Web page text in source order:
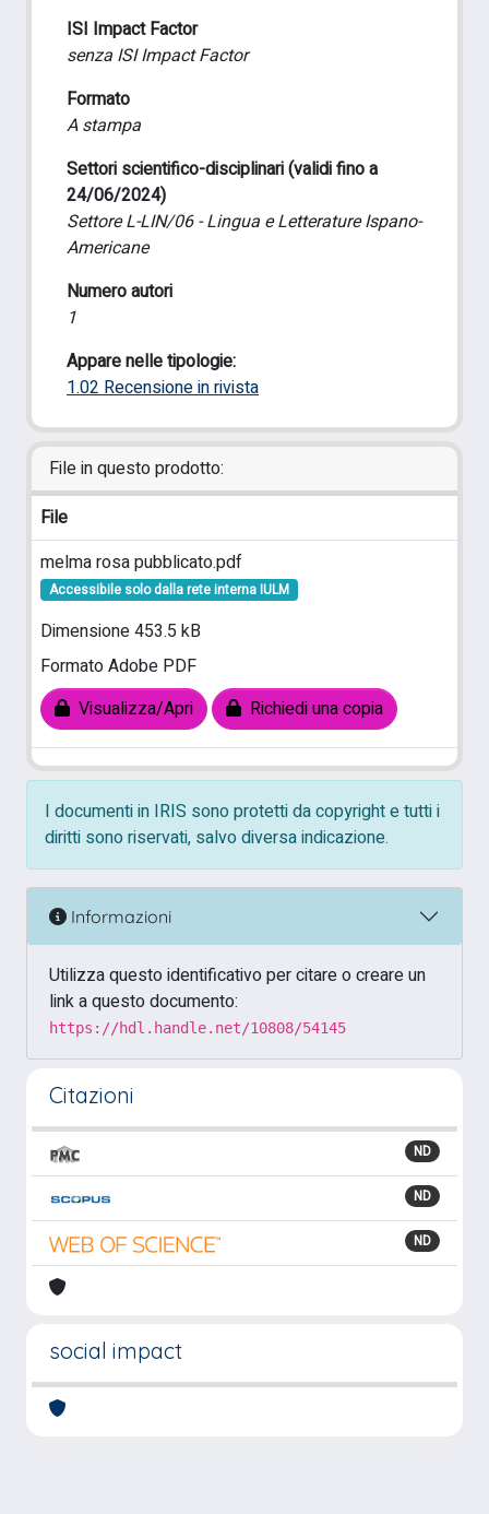
ISI Impact Factor
senza ISI Impact Factor
Formato
A stampa
Settori scientifico-disciplinari (validi fino a
24/06/2024)
Settore L-LIN/06 - Lingua e Letterature Ispano-
Americane
Numero autori
1
Appare nelle tipologie:
1.02 Recensione in rivista
File in questo prodotto:
File
melma rosa pubblicato.pdf
Accessibile solo dalla rete interna IULM
Dimensione 453.5 kB
Formato Adobe PDF
Visualizza/Apri
Richiedi una copia
I documenti in IRIS sono protetti da copyright e tutti i
diritti sono riservati, salvo diversa indicazione.
Informazioni
Utilizza questo identificativo per citare o creare un
link a questo documento:
https://hdl.handle.net/10808/54145
Citazioni
ND
ND
ND
social impact